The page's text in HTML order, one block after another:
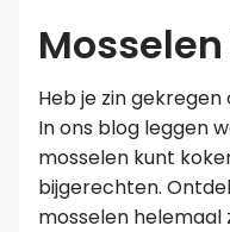
Heb je zin
In ons blog leggen
mosselen kunt
bijgerechten.
mosselen helemaal